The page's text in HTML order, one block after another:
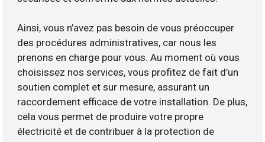
Ainsi, vous n’avez pas besoin de vous préoccuper
des procédures administratives, car nous les
prenons en charge pour vous. Au moment où vous
choisissez nos services, vous profitez de fait d’un
soutien complet et sur mesure, assurant un
raccordement efficace de votre installation. De plus,
cela vous permet de produire votre propre
électricité et de contribuer à la protection de